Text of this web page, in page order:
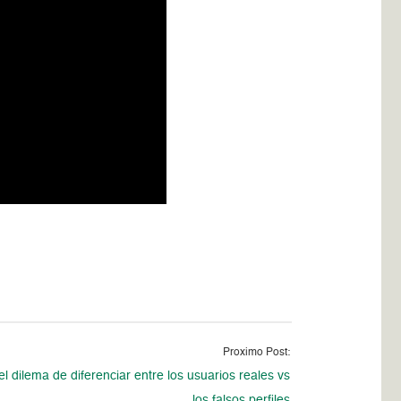
Proximo Post:
dilema de diferenciar entre los usuarios reales vs